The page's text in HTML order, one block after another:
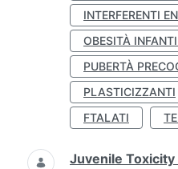
INTERFERENTI
OBESITÀ
PUBERTÀ
PLASTICIZZANTI
FTALATI
Juvenile